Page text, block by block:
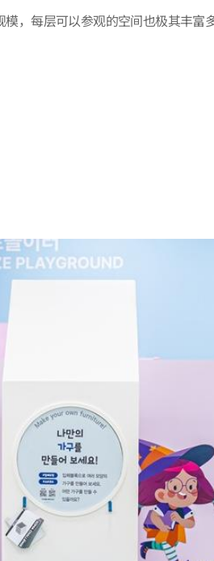
，每层可以参观的空间也极其丰富